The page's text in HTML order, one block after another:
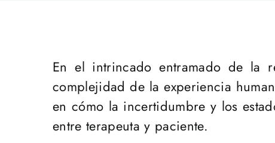
En el intrincado entramado de la
complejidad de la experiencia
en cómo la incertidumbre y los
entre terapeuta y paciente.